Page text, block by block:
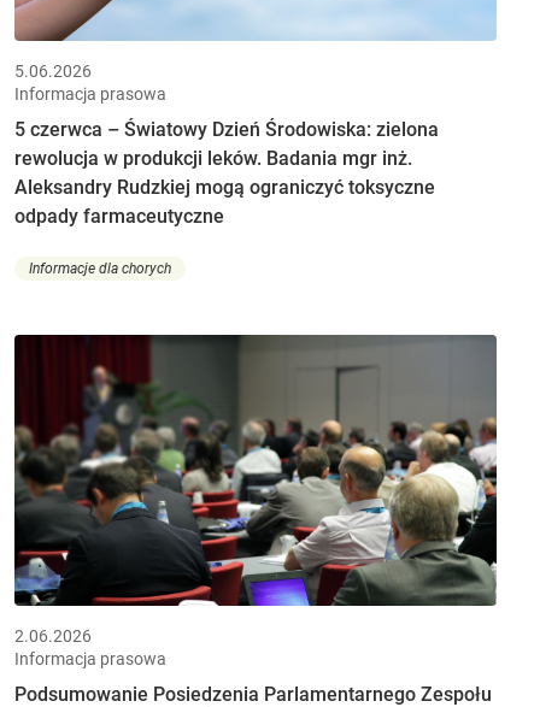
5.06.2026
Informacja prasowa
5 czerwca – Światowy Dzień Środowiska: zielona
rewolucja w produkcji leków. Badania mgr inż.
Aleksandry Rudzkiej mogą ograniczyć toksyczne
odpady farmaceutyczne
Informacje dla chorych
2.06.2026
Informacja prasowa
Podsumowanie Posiedzenia Parlamentarnego Zespołu